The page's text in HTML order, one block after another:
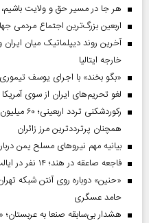
هر جا در مسیر حق و ولایت
اربعین بزرگ‌ترین اجتماع مردمی
آخرین روند دیپلماتیک میان
خارجه ایتالیا
«بگو بخند» با اجرای یوسف
لغو تحریم‌های ایران از سوی
همچنان پرترددترین مرز زائران
بیانیه مهم نیروهای مسلح یمن
فاجعه صاعقه در هند؛ ۱۴ نفر در ایالت جارکند جان باختند
«حنین» دوباره روی آنتن شبکه
حامد عسگری
هشدار بی‌سابقه صنعا به